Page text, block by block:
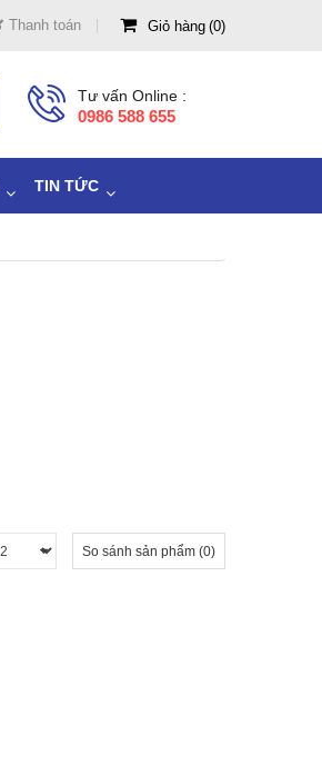
Thanh toán Giỏ hàng 0
Tư vấn Online :
0986 588 655
TIN TỨC
So sánh sản phẩm (0)